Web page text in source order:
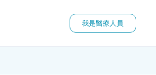
我是醫療人員